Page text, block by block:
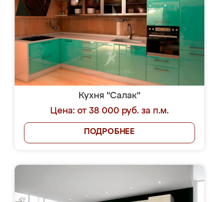
Кухня "Салак"
Цена: от 38 000 руб. за п.м.
ПОДРОБНЕЕ